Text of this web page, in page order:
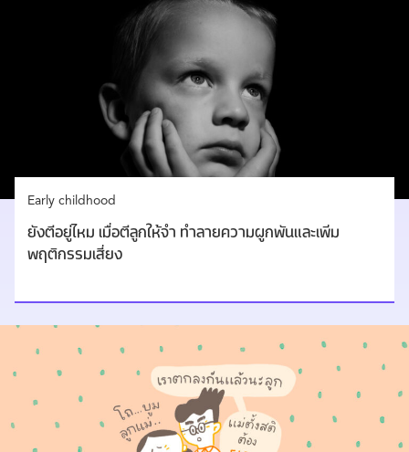
Early childhood
ยังตีอยู่ไหม เมื่อตีลูกให้จำ ทำลายความผูกพันและเพิ่ม
พฤติกรรมเสี่ยง